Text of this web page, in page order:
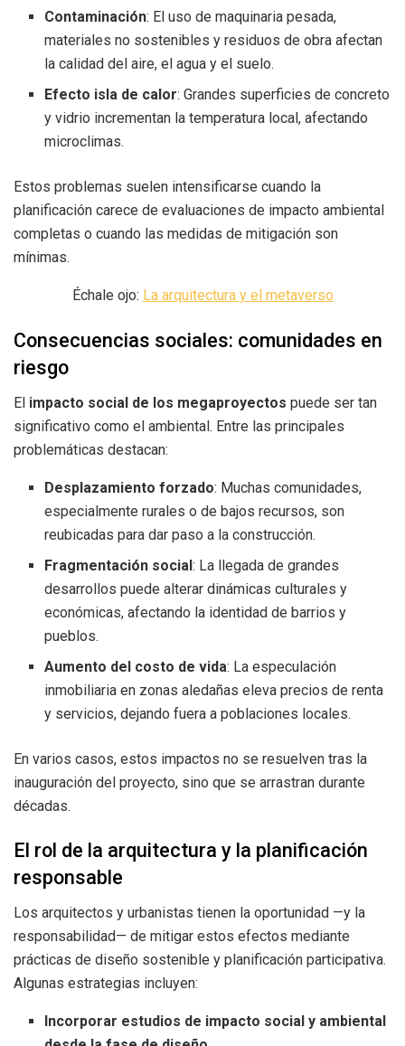
Contaminación: El uso de maquinaria pesada,
materiales no sostenibles y residuos de obra afectan
la calidad del aire, el agua y el suelo.
Efecto isla de calor: Grandes superficies de concreto
y vidrio incrementan la temperatura local, afectando
microclimas.
Estos problemas suelen intensificarse cuando la
planificación carece de evaluaciones de impacto ambiental
completas o cuando las medidas de mitigación son
mínimas.
Échale ojo: La arquitectura y el metaverso
Consecuencias sociales: comunidades en
riesgo
El impacto social de los megaproyectos puede ser tan
significativo como el ambiental. Entre las principales
problemáticas destacan:
Desplazamiento forzado: Muchas comunidades,
especialmente rurales o de bajos recursos, son
reubicadas para dar paso a la construcción.
Fragmentación social: La llegada de grandes
desarrollos puede alterar dinámicas culturales y
económicas, afectando la identidad de barrios y
pueblos.
Aumento del costo de vida: La especulación
inmobiliaria en zonas aledañas eleva precios de renta
y servicios, dejando fuera a poblaciones locales.
En varios casos, estos impactos no se resuelven tras la
inauguración del proyecto, sino que se arrastran durante
décadas.
El rol de la arquitectura y la planificación
responsable
Los arquitectos y urbanistas tienen la oportunidad —y la
responsabilidad— de mitigar estos efectos mediante
prácticas de diseño sostenible y planificación participativa.
Algunas estrategias incluyen:
Incorporar estudios de impacto social y ambiental